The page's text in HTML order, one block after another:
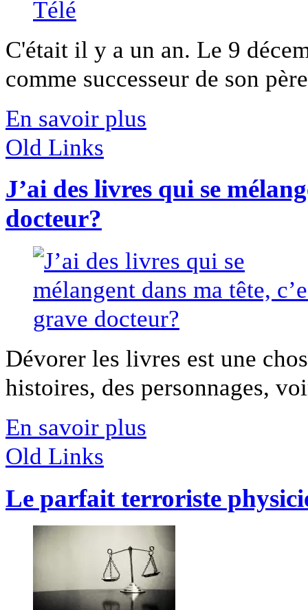
C'était il y a un an. Le 9
comme successeur de son
En savoir plus
Old Links
J’ai des livres qui se
docteur?
Dévorer les livres est une
histoires, des personnages,
En savoir plus
Old Links
Le parfait terroriste